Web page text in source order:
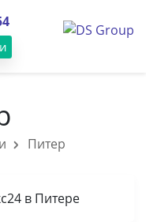
Питер
в Питере